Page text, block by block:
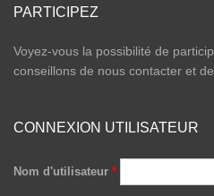
PARTICIPEZ
Voyez-vous la possibilité de
conseillons de nous contacter et
CONNEXION UTILISATEUR
Nom d'utilisateur *